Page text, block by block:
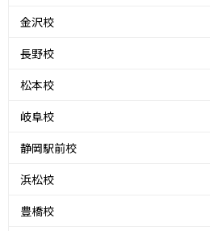
金沢校
長野校
松本校
岐阜校
静岡駅前校
浜松校
豊橋校